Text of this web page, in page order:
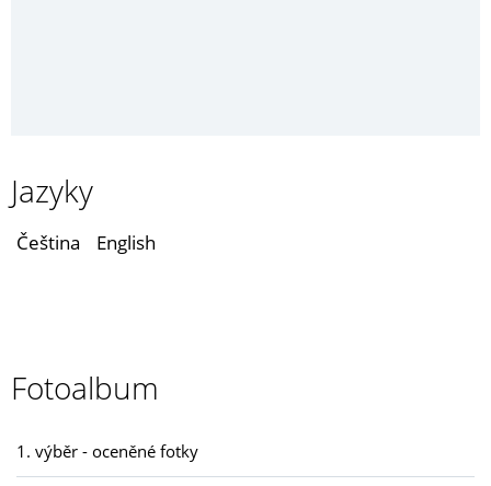
Jazyky
Čeština English
Fotoalbum
1. výběr - oceněné fotky